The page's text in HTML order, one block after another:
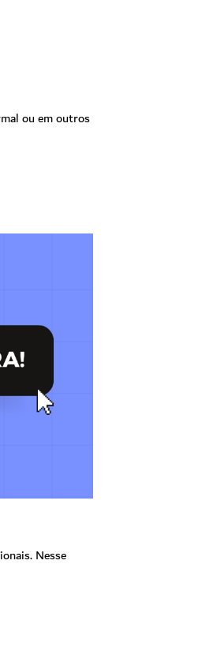
ou em outros
Nesse